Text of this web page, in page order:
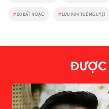
#20 BẤT HOẶC # LƯU KIM TUẾ NGUYỆT
ĐƯỢC